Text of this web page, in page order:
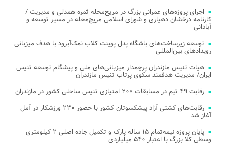
اجرای پروژه‌های عمرانی بزرگ در مریج‌محله ثمره همدلی و مدیریت /
کارنامه درخشان دهیاری و شورای اسلامی مریج‌محله در مسیر توسعه و
آبادانی
توسعه زیرساخت‌های باشگاه پدل پوینت کلاب نمک‌آبرود با هدف میزبانی
رویدادهای بین‌المللی
هیات تنیس مازندران پرچمدار میزبانی‌های ملی و پیشگام توسعه تنیس
ایران/ مدیریت هدفمند سکوی پرتاب تنیس مازندران
رقابت ۴۹ تیم در مسابقات ۲۰۰ امتیازی تنیس ساحلی کشور در مازندران
رقابت‌های کشتی آزاد پیشکسوتان کشور با حضور ۲۳۰ ورزشکار در آمل
آغاز شد
پایان پروژه نیمه‌تمام ۱۵ ساله پارک و تکمیل جاده اصلی ۲ کیلومتری
وسطی کلا بزرگ با اعتبار ۵۴۰ میلیاردی